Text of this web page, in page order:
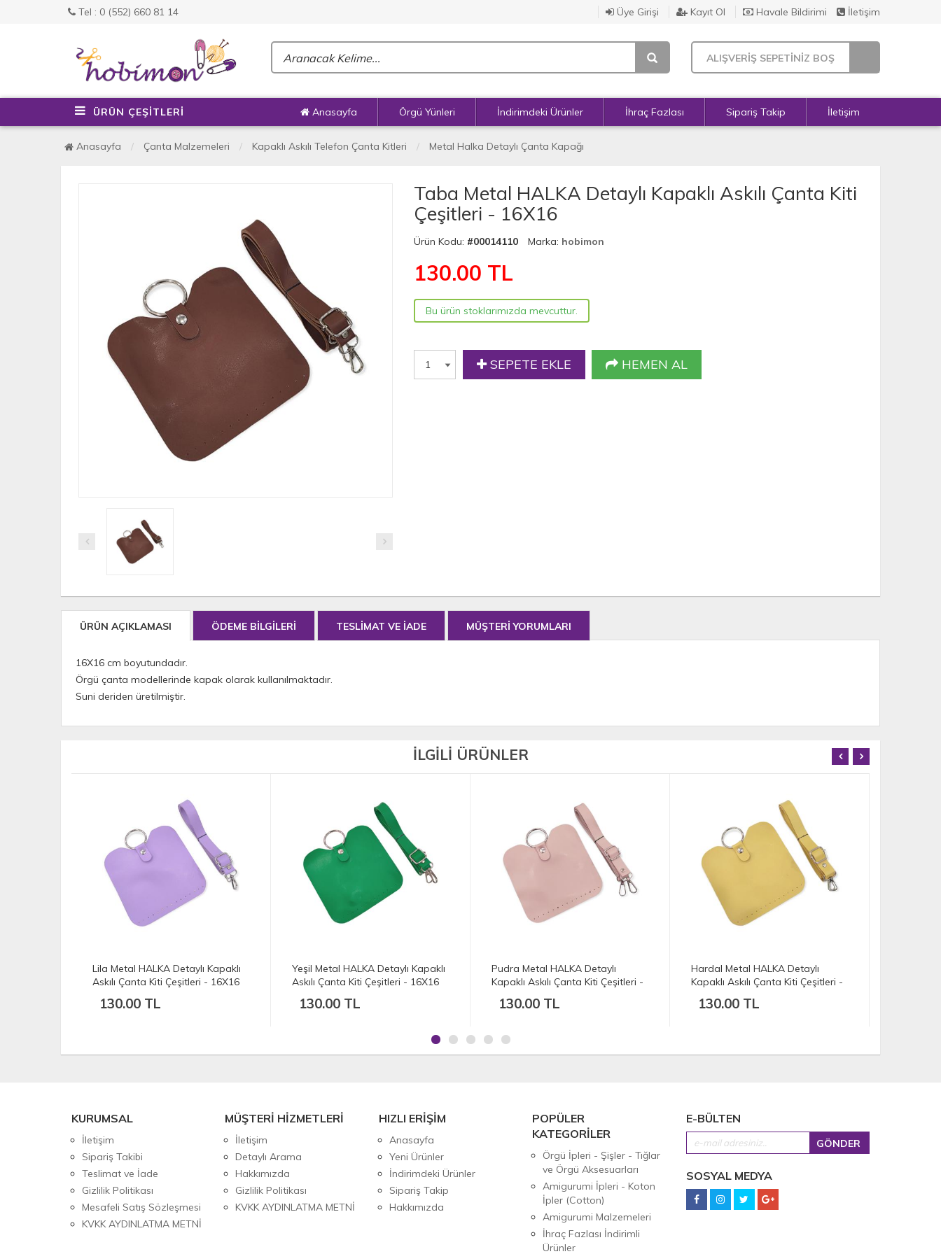
Tel : 0 (552) 660 81 14 Üye Girişi Kayıt Ol Havale Bildirimi İletişim
ALIŞVERİŞ SEPETİNİZ BOŞ
ÜRÜN ÇEŞİTLERİ Anasayfa Örgü Yünleri İndirimdeki Ürünler İhraç Fazlası Sipariş Takip İletişim
Anasayfa Çanta Malzemeleri Kapaklı Askılı Telefon Çanta Kitleri Metal Halka Detaylı Çanta Kapağı
Taba Metal HALKA Detaylı Kapaklı Askılı Çanta Kiti
Çeşitleri - 16X16
Ürün Kodu: #00014110 Marka: hobimon
130.00 TL
Bu ürün stoklarımızda mevcuttur.
SEPETE EKLE HEMEN AL
ÜRÜN AÇIKLAMASI ÖDEME BİLGİLERİ TESLİMAT VE İADE MÜŞTERİ YORUMLARI
16X16 cm boyutundadır.
Örgü çanta modellerinde kapak olarak kullanılmaktadır.
Suni deriden üretilmiştir.
İLGİLİ ÜRÜNLER
Lila Metal HALKA Detaylı Kapaklı
Askılı Çanta Kiti Çeşitleri - 16X16
130.00 TL
Yeşil Metal HALKA Detaylı Kapaklı
Askılı Çanta Kiti Çeşitleri - 16X16
130.00 TL
Pudra Metal HALKA Detaylı
Kapaklı Askılı Çanta Kiti Çeşitleri -
130.00 TL
Hardal Metal HALKA Detaylı
Kapaklı Askılı Çanta Kiti Çeşitleri -
130.00 TL
KURUMSAL
İletişim
Sipariş Takibi
Teslimat ve İade
Gizlilik Politikası
Mesafeli Satış Sözleşmesi
KVKK AYDINLATMA METNİ
MÜŞTERİ HİZMETLERİ
İletişim
Detaylı Arama
Hakkımızda
Gizlilik Politikası
KVKK AYDINLATMA METNİ
HIZLI ERİŞİM
Anasayfa
Yeni Ürünler
İndirimdeki Ürünler
Sipariş Takip
Hakkımızda
POPÜLER
KATEGORİLER
Örgü İpleri - Şişler - Tığlar
ve Örgü Aksesuarları
Amigurumi İpleri - Koton
İpler (Cotton)
Amigurumi Malzemeleri
İhraç Fazlası İndirimli
Ürünler
E-BÜLTEN
SOSYAL MEDYA